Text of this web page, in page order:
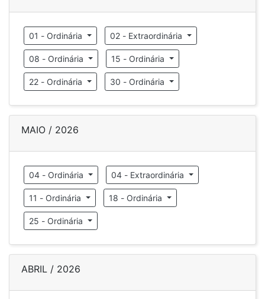
01 - Ordinária 02 - Extraordinária
08 - Ordinária 15 - Ordinária
22 - Ordinária 30 - Ordinária
MAIO / 2026
04 - Ordinária 04 - Extraordinária
11 - Ordinária 18 - Ordinária
25 - Ordinária
ABRIL / 2026